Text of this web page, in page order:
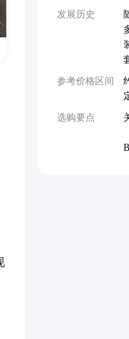
发展历史
参考价格区间
选购要点